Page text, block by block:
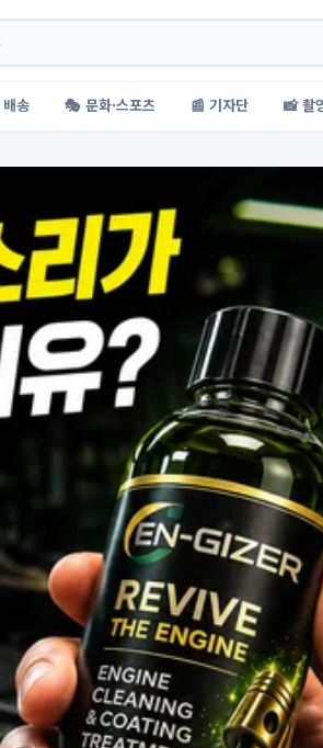
송 🎭 문화·스포츠 📰 기자단 📸 촬